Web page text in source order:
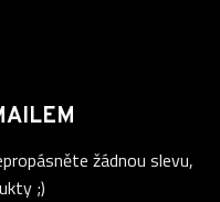
žádnou slevu,
;)